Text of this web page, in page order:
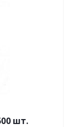
шт.